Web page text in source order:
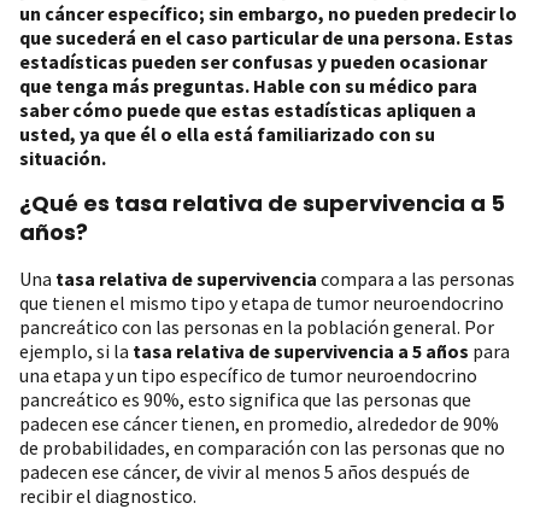
un cáncer específico; sin embargo, no pueden predecir lo
que sucederá en el caso particular de una persona. Estas
estadísticas pueden ser confusas y pueden ocasionar
que tenga más preguntas. Hable con su médico para
saber cómo puede que estas estadísticas apliquen a
usted, ya que él o ella está familiarizado con su
situación.
¿Qué es tasa relativa de supervivencia a 5
años?
Una tasa relativa de supervivencia compara a las personas
que tienen el mismo tipo y etapa de tumor neuroendocrino
pancreático con las personas en la población general. Por
ejemplo, si la tasa relativa de supervivencia a 5 años para
una etapa y un tipo específico de tumor neuroendocrino
pancreático es 90%, esto significa que las personas que
padecen ese cáncer tienen, en promedio, alrededor de 90%
de probabilidades, en comparación con las personas que no
padecen ese cáncer, de vivir al menos 5 años después de
recibir el diagnostico.